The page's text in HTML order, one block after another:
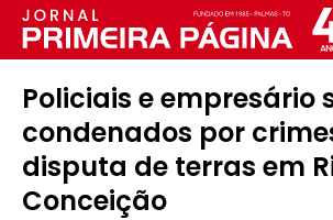
Policiais e empresário
condenados por
disputa de terras em
Conceição